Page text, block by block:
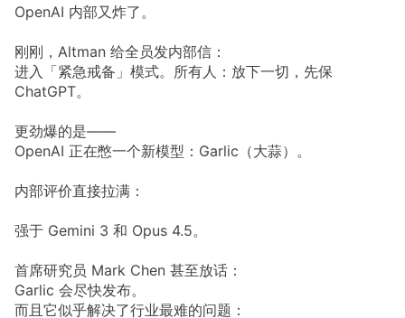
OpenAI 内部又炸了。
刚刚，Altman 给全员发内部信：
进入「紧急戒备」模式。所有人：放下一切，先保
ChatGPT。
更劲爆的是——
OpenAI 正在憋一个新模型：Garlic（大蒜）。
内部评价直接拉满：
强于 Gemini 3 和 Opus 4.5。
首席研究员 Mark Chen 甚至放话：
Garlic 会尽快发布。
而且它似乎解决了行业最难的问题：